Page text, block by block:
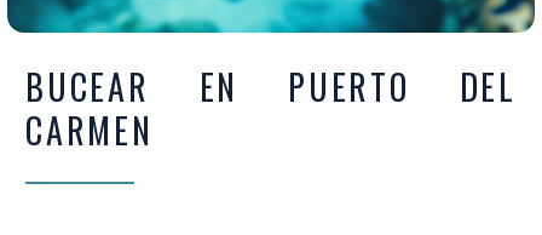
BUCEAR EN PUERTO DEL
CARMEN